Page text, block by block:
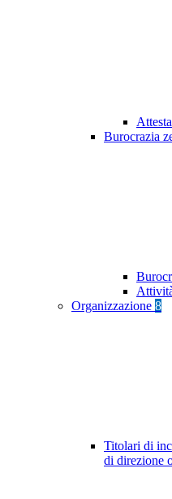
Burocrazia
Organizzazione 8
Titolari di
di direzione